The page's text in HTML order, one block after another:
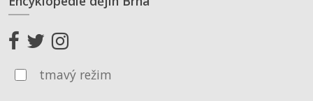
tmavý režim